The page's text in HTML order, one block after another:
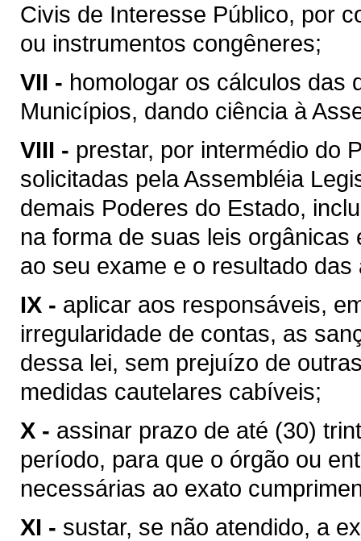
Civis de Interesse Público, por
ou instrumentos congêneres;
VII - homologar os cálculos das
Municípios, dando ciência à
VIII - prestar, por intermédio do
solicitadas pela Assembléia
demais Poderes do Estado,
na forma de suas leis
ao seu exame e o resultado
IX - aplicar aos responsáveis,
irregularidade de contas, as
dessa lei, sem prejuízo de
medidas cautelares cabíveis;
X - assinar prazo de até (30)
período, para que o órgão ou
necessárias ao exato
XI - sustar, se não atendido, a